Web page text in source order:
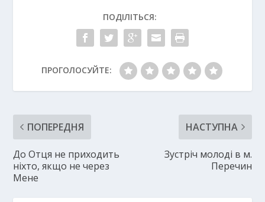
ПОДІЛІТЬСЯ:
ПРОГОЛОСУЙТЕ:
ПОПЕРЕДНЯ
До Отця не приходить
ніхто, якщо не через
Мене
НАСТУПНА
Зустріч молоді в м.
Перечин